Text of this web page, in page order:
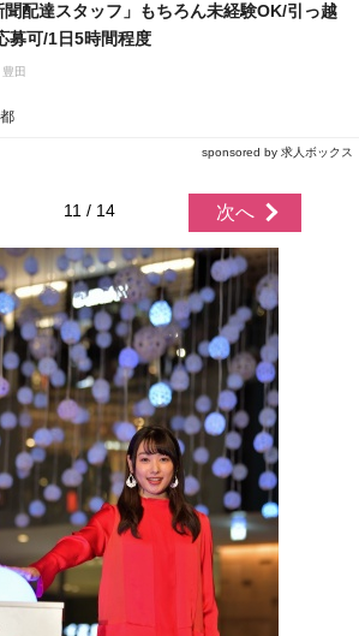
聞配達スタッフ」もちろん未経験OK/引っ越
募可/1日5時間程度
田
sponsored by 求人ボックス
11 / 14 次へ